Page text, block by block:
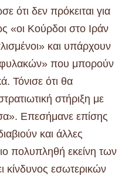
ότι δεν πρόκειται για
«οι Κούρδοι στο Ιράν
και υπάρχουν
που μπορούν
Τόνισε ότι θα
στήριξη με
Επεσήμανε επίσης
και άλλες
πολυπληθή εκείνη των
κίνδυνος εσωτερικών